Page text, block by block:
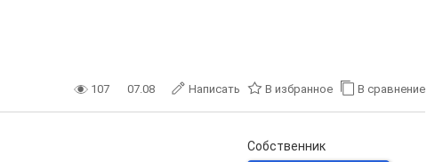
107 07.08 Написать В избранное В сравнение
Собственник